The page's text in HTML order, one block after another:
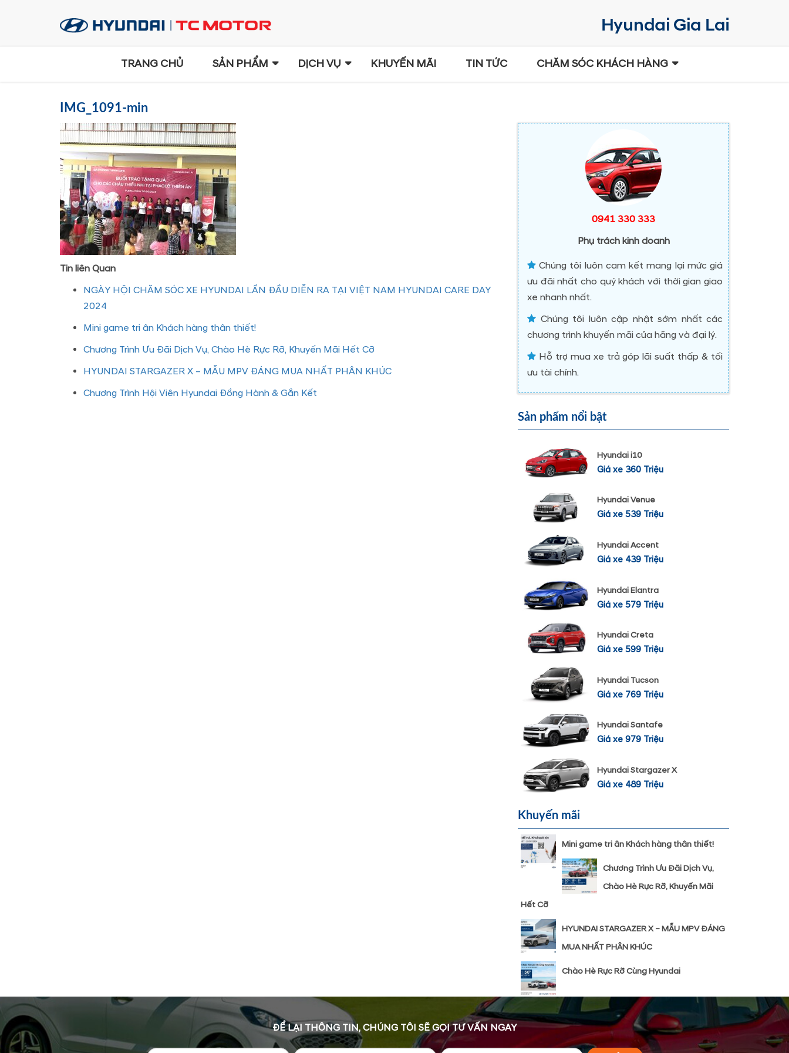
TRANG CHỦ SẢN PHẨM DỊCH VỤ KHUYẾN MÃI TIN TỨC CHĂM SÓC KHÁCH HÀNG
IMG_1091-min
Tin liên Quan
NGÀY HỘI CHĂM SÓC XE HYUNDAI LẦN ĐẦU DIỄN RA TẠI VIỆT NAM HYUNDAI CARE DAY
2024
Mini game tri ân Khách hàng thân thiết!
Chương Trình Ưu Đãi Dịch Vụ, Chào Hè Rực Rỡ, Khuyến Mãi Hết Cỡ
HYUNDAI STARGAZER X – MẪU MPV ĐÁNG MUA NHẤT PHÂN KHÚC
Chương Trình Hội Viên Hyundai Đồng Hành & Gắn Kết
0941 330 333
Phụ trách kinh doanh
Chúng tôi luôn cam kết mang lại mức giá
ưu đãi nhất cho quý khách với thời gian giao
xe nhanh nhất.
Chúng tôi luôn cập nhật sớm nhất các
chương trình khuyến mãi của hãng và đại lý.
Hỗ trợ mua xe trả góp lãi suất thấp & tối
ưu tài chính.
Sản phẩm nổi bật
Hyundai i10
Giá xe 360 Triệu
Hyundai Venue
Giá xe 539 Triệu
Hyundai Accent
Giá xe 439 Triệu
Hyundai Elantra
Giá xe 579 Triệu
Hyundai Creta
Giá xe 599 Triệu
Hyundai Tucson
Giá xe 769 Triệu
Hyundai Santafe
Giá xe 979 Triệu
Hyundai Stargazer X
Giá xe 489 Triệu
Khuyến mãi
Mini game tri ân Khách hàng thân thiết!
Chương Trình Ưu Đãi Dịch Vụ,
Chào Hè Rực Rỡ, Khuyến Mãi
Hết Cỡ
HYUNDAI STARGAZER X – MẪU MPV ĐÁNG
MUA NHẤT PHÂN KHÚC
Chào Hè Rực Rỡ Cùng Hyundai
ĐỂ LẠI THÔNG TIN, CHÚNG TÔI SẼ GỌI TƯ VẤN NGAY